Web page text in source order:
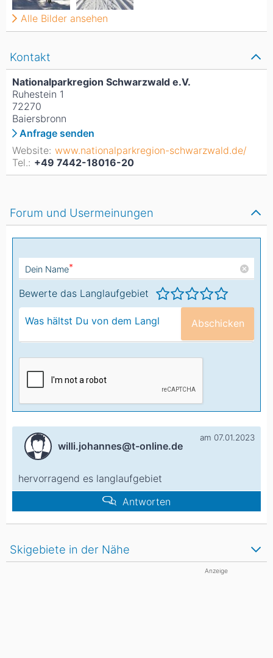
Kontakt
Nationalparkregion Schwarzwald e.V.
Ruhestein 1
72270
Baiersbronn
Anfrage senden
Website: www.nationalparkregion-schwarzwald.de/
Tel.: +49 7442-18016-20
Alle Bilder ansehen
Forum und Usermeinungen
Dein Name*
Bewerte das Langlaufgebiet
Abschicken
willi.johannes@t-online.de
am 07.01.2023
hervorragend es langlaufgebiet
Antworten
Skigebiete in der Nähe
Anzeige